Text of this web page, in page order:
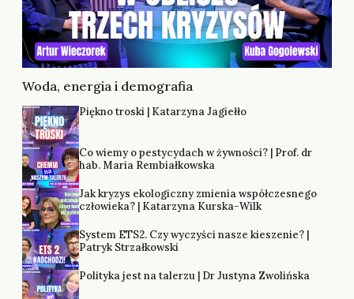
Woda, energia i demografia
Piękno troski | Katarzyna Jagiełło
Co wiemy o pestycydach w żywności? | Prof. dr
hab. Maria Rembiałkowska
Jak kryzys ekologiczny zmienia współczesnego
człowieka? | Katarzyna Kurska-Wilk
System ETS2. Czy wyczyści nasze kieszenie? |
Patryk Strzałkowski
Polityka jest na talerzu | Dr Justyna Zwolińska